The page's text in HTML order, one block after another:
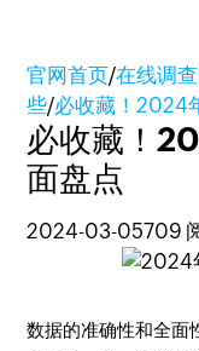
官网首页/在线调
些/必收藏！2024
必收藏！
面盘点
2024-03-05709
数据的准确性和全面